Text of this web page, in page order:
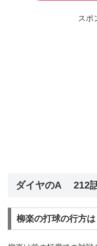
スポ
ダイヤのA 212
柳楽の打球の行方は